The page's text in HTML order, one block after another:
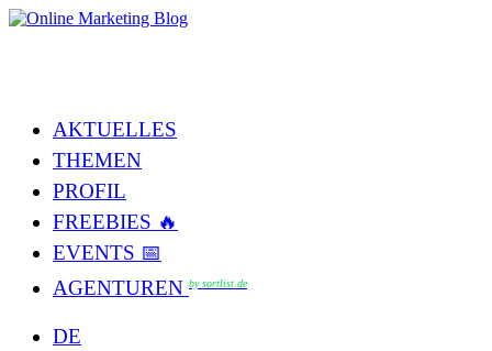
AKTUELLES
THEMEN
PROFIL
FREEBIES 🔥
EVENTS 📅
AGENTUREN by sortlist.de
DE